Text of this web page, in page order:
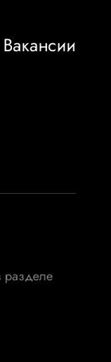
Вакансии
разделе